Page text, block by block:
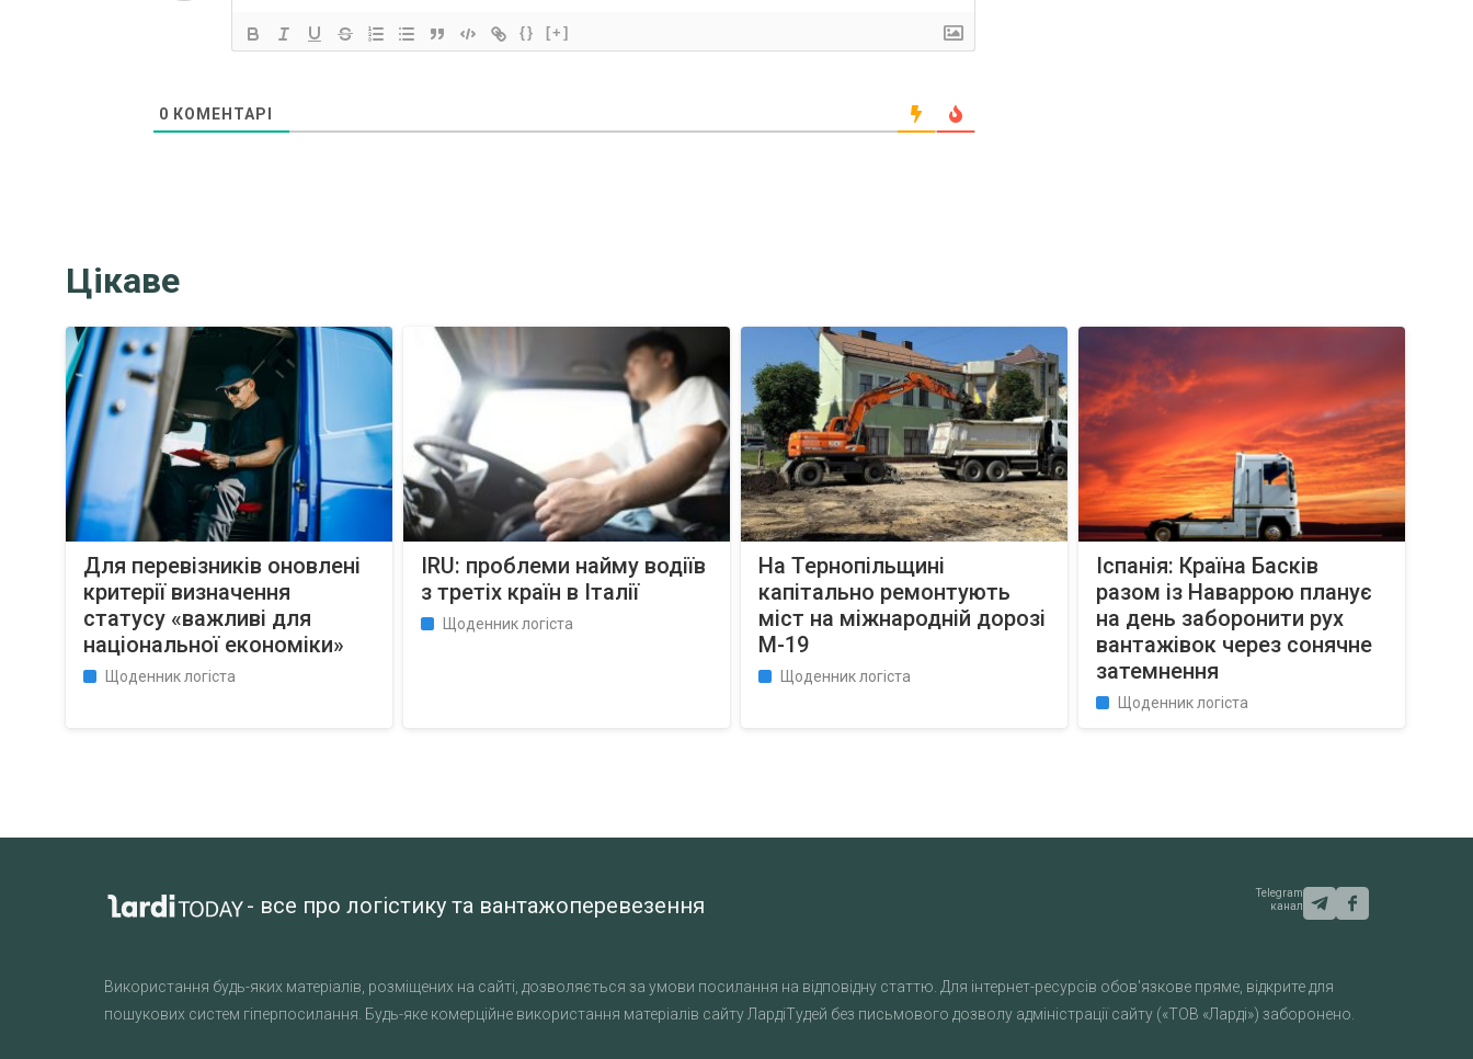
{} [+]
0 КОМЕНТАРІ
Цікаве
Для перевізників оновлені
критерії визначення
статусу «важливі для
національної економіки»
Щоденник логіста
IRU: проблеми найму водіїв
з третіх країн в Італії
Щоденник логіста
На Тернопільщині
капітально ремонтують
міст на міжнародній дорозі
М-19
Щоденник логіста
Іспанія: Країна Басків
разом із Наваррою планує
на день заборонити рух
вантажівок через сонячне
затемнення
Щоденник логіста
- все про логістику та вантажоперевезення
Telegram
канал
Використання будь-яких матеріалів, розміщених на сайті, дозволяється за умови посилання на відповідну статтю. Для інтернет-ресурсів обов'язкове пряме, відкрите для
пошукових систем гіперпосилання. Будь-яке комерційне використання матеріалів сайту ЛардіТудей без письмового дозволу адміністрації сайту («ТОВ «Ларді») заборонено.